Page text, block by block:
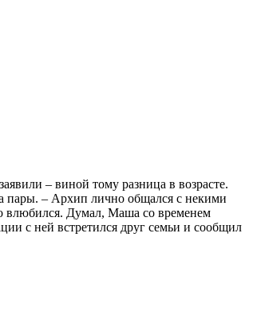
– виной тому разница в возрасте.
пары. – Архип лично общался с некими
влюбился. Думал, Маша со временем
с ней встретился друг семьи и сообщил